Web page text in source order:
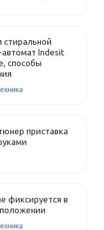
стиральной
Indesit
способы
приставка
фиксируется в